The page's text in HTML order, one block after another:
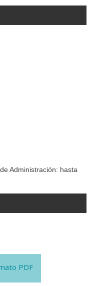
Administración: hasta
PDF